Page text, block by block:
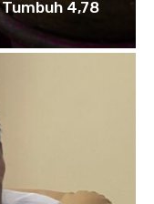
4,78